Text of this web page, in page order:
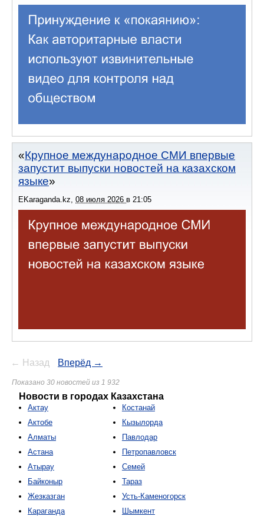
Крупное международное СМИ впервые
запустит выпуски новостей на казахском
языке
EKaraganda.kz, 08 июля 2026 в 21:05
← Назад Вперёд →
Показано 30 новостей из 1 932
Новости в городах Казахстана
Актау
Актобе
Алматы
Астана
Атырау
Байконыр
Жезказган
Караганда
Костанай
Кызылорда
Павлодар
Петропавловск
Семей
Тараз
Усть-Каменогорск
Шымкент